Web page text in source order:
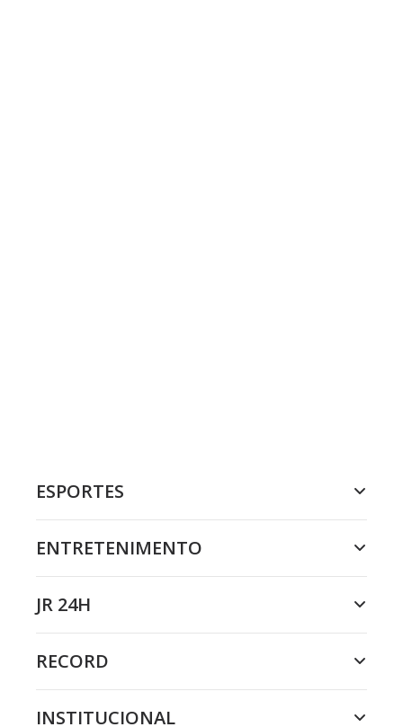
ESPORTES
ENTRETENIMENTO
JR 24H
RECORD
INSTITUCIONAL